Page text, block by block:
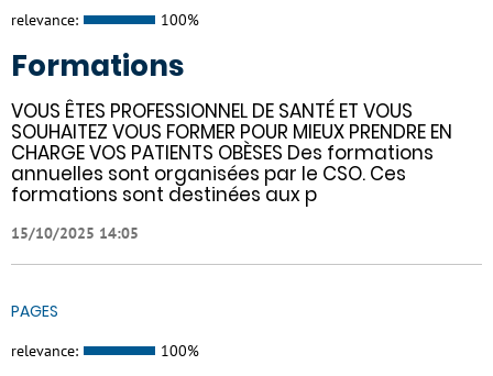
relevance: 100%
Formations
VOUS ÊTES PROFESSIONNEL DE SANTÉ ET VOUS
SOUHAITEZ VOUS FORMER POUR MIEUX PRENDRE EN
CHARGE VOS PATIENTS OBÈSES Des formations
annuelles sont organisées par le CSO. Ces
formations sont destinées aux p
15/10/2025 14:05
PAGES
relevance: 100%